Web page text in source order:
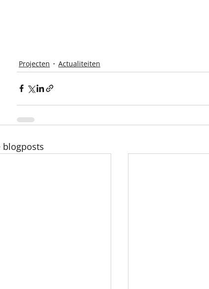
Projecten Actualiteiten
blogposts